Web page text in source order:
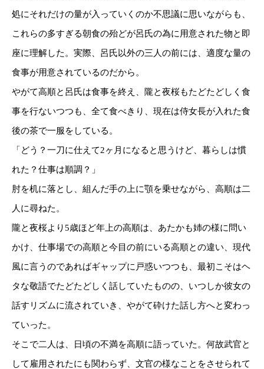
処にそれだけの量が入っていくのか不思議に思いながらも、
これらの多すぎる朝食の殆どが呂氏の為に用意された物と即
座に理解した。実際、呂氏以外の三人の前には、適度な量の
食事が用意されているのだから。
やがて高順と呂氏は食事を終え、隴と夜桜もたどたどしく食
事を行ないつつも、全て食べきり、現在は侍女長が入れた食
後の茶で一服をしている。
「どう？一刀に仕えて2ヶ月になると思うけど、暮らしは慣
れた？仕事は順調？」
肘を机に落とし、組んだ手の上に顎を乗せながら、高順は二
人に尋ねた。
隴と夜桜より5歳ほど年上の高順は、あたかも姉の様に問い
かけ、仕事場での高順と今目の前にいる高順との違い、現代
風に言うのであればギャップに戸惑いつつも、最初こそはヘ
タな敬語でたどたどしく話していたものの、いつしか彼女の
話すリズムに流されていき、やがて砕けた話し方へと変わっ
ていった。
そこで二人は、日頃の不満を高順に語っていた。何故武官と
して雇用されたにも関わらず、文官の様なことをさせられて